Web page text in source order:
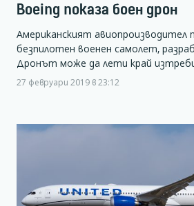
Boeing показа боен дрон
Американският авиопроизводител
безпилотен военен самолет,
Дронът може да лети край
27 февруари 2019 в 23:12